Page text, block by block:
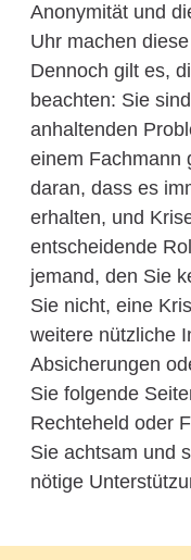
Anonymität und
Uhr machen
Dennoch gilt es,
beachten: Sie
anhaltenden
einem Fachmann
daran, dass es
erhalten, und
entscheidende
jemand, den Sie
Sie nicht, eine
weitere nützliche
Absicherungen
Sie folgende
Rechteheld oder
Sie achtsam und
nötige